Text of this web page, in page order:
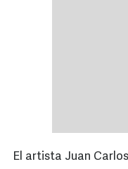
El artista Juan